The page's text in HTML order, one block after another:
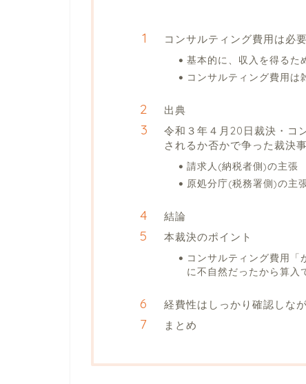
コンサルティング費用は必
基本的に、収入を得るた
コンサルティング費用は
出典
令和３年４月20日裁決・コ
されるか否かで争った裁決
請求人(納税者側)の主張
原処分庁(税務署側)の主
結論
本裁決のポイント
コンサルティング費用「
に不自然だったから算入
経費性はしっかり確認しな
まとめ